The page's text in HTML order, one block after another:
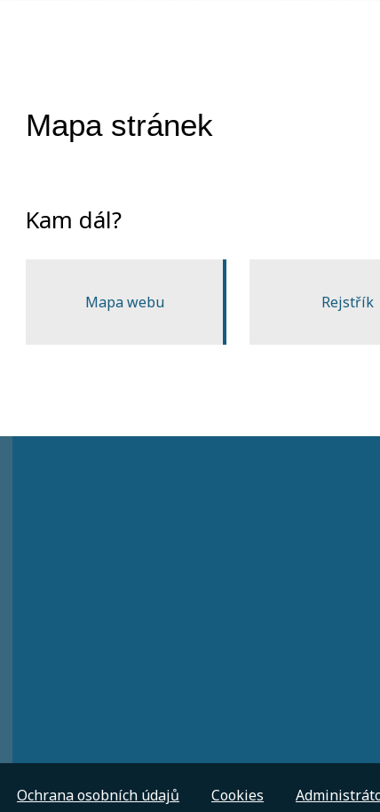
Mapa stránek
Kam dál?
Mapa webu Rejstřík
Ochrana osobních údajů Cookies